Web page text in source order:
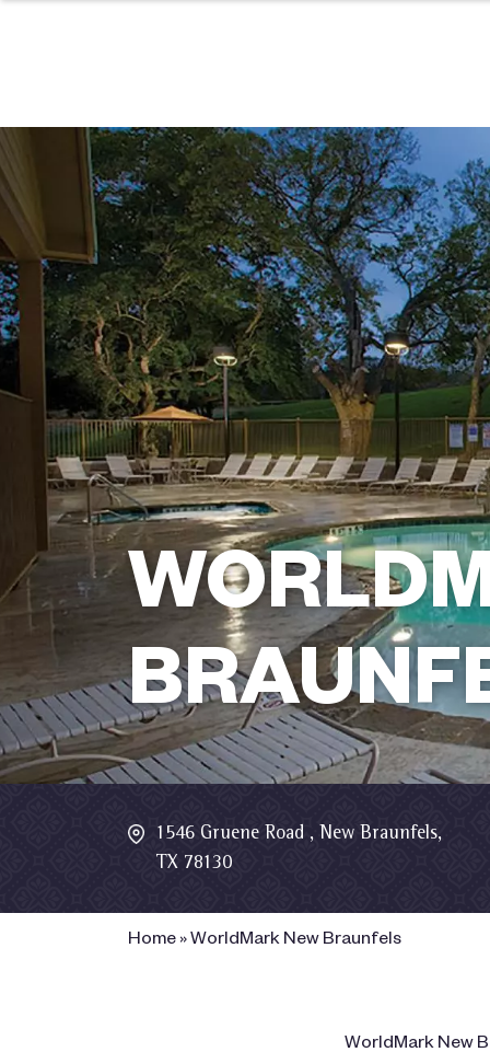
1546 Gruene Road , New Braunfels,
TX 78130
Home »WorldMark New Braunfels
WorldMark New